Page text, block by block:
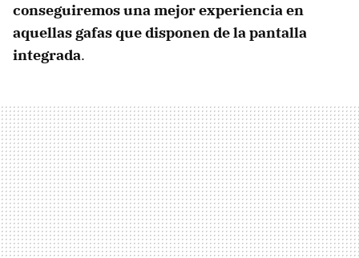
conseguiremos una mejor experiencia en
aquellas gafas que disponen de la pantalla
integrada.